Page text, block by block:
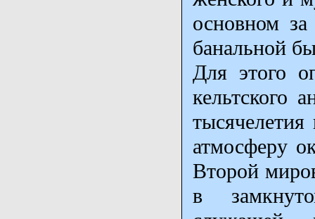
основном за
банальной
Для этого
кельтского
атмосферу
Второй
в